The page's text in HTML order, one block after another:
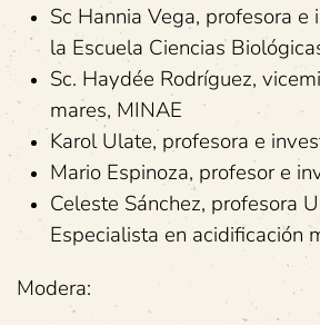
Sc Hannia Vega, profesora e
la Escuela Ciencias
Sc. Haydée Rodríguez,
mares, MINAE
Karol Ulate, profesora e
Mario Espinoza, profesor e
Celeste Sánchez, profesora
Especialista en acidificación
Modera: